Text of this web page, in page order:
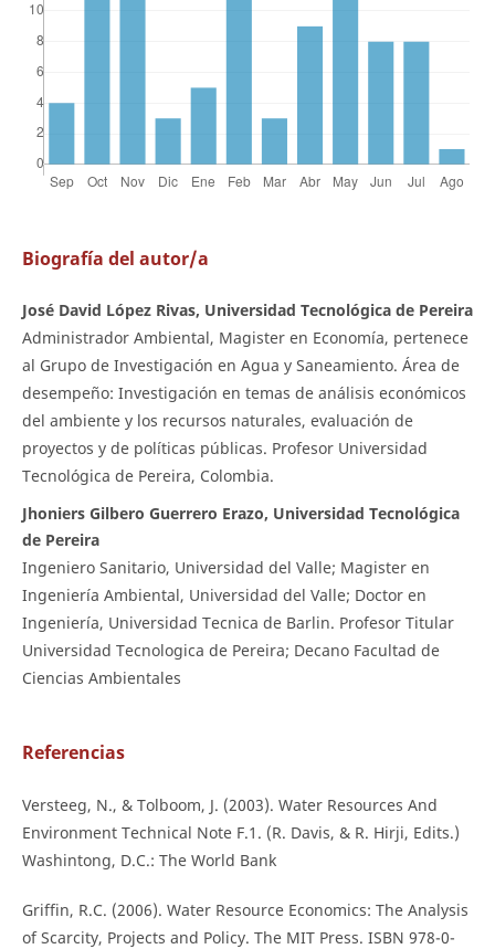
Biografía del autor/a
José David López Rivas, Universidad Tecnológica de Pereira
Administrador Ambiental, Magister en Economía, pertenece
al Grupo de Investigación en Agua y Saneamiento. Área de
desempeño: Investigación en temas de análisis económicos
del ambiente y los recursos naturales, evaluación de
proyectos y de políticas públicas. Profesor Universidad
Tecnológica de Pereira, Colombia.
Jhoniers Gilbero Guerrero Erazo, Universidad Tecnológica
de Pereira
Ingeniero Sanitario, Universidad del Valle; Magister en
Ingeniería Ambiental, Universidad del Valle; Doctor en
Ingeniería, Universidad Tecnica de Barlin. Profesor Titular
Universidad Tecnologica de Pereira; Decano Facultad de
Ciencias Ambientales
Referencias
Versteeg, N., & Tolboom, J. (2003). Water Resources And
Environment Technical Note F.1. (R. Davis, & R. Hirji, Edits.)
Washintong, D.C.: The World Bank
Griffin, R.C. (2006). Water Resource Economics: The Analysis
of Scarcity, Projects and Policy. The MIT Press. ISBN 978-0-